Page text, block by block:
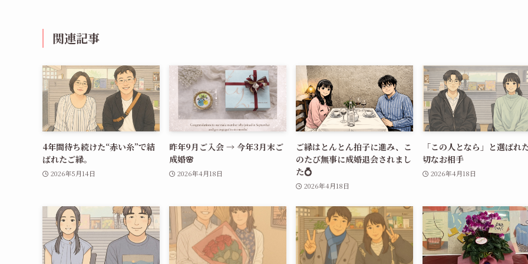
関連記事
4年間待ち続けた“赤い糸”で結
ばれたご縁。
2026年5月14日
昨年9月ご入会 → 今年3月末ご
成婚🌸
2026年4月18日
ご縁はとんとん拍子に進み、こ
のたび無事に成婚退会されまし
た💍
2026年4月18日
「この人となら」と選ばれ
切なお相手
2026年4月18日